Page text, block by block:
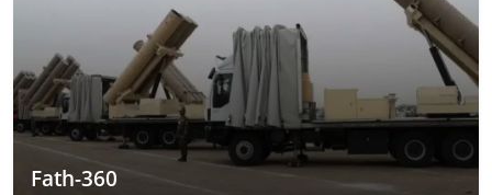
Fath-360